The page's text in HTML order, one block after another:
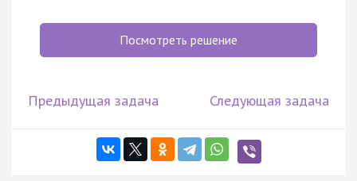
Посмотреть решение
Предыдущая задача Следующая задача